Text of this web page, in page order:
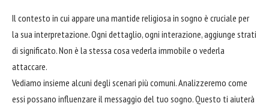
Il contesto in cui appare una mantide religiosa in sogno è cruciale per
la sua interpretazione. Ogni dettaglio, ogni interazione, aggiunge strati
di significato. Non è la stessa cosa vederla immobile o vederla
attaccare.
Vediamo insieme alcuni degli scenari più comuni. Analizzeremo come
essi possano influenzare il messaggio del tuo sogno. Questo ti aiuterà